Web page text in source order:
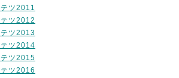
ツ2011
ツ2012
ツ2013
ツ2014
ツ2015
ツ2016